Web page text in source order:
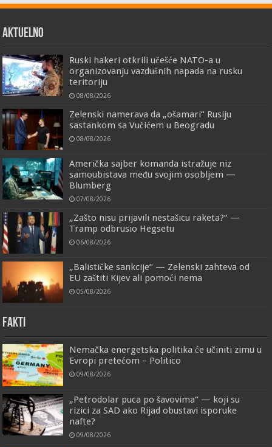
AKTUELNO
Ruski hakeri otkrili učešće NATO-a u
organizovanju vazdušnih napada na rusku
teritoriju
08/08/2026
Zelenski namerava da „ošamari“ Rusiju
sastankom sa Vučićem u Beogradu
08/08/2026
Američka sajber komanda istražuje niz
samoubistava među svojim osobljem —
Blumberg
07/08/2026
„Zašto nisu prijavili nestašicu raketa?“ —
Tramp odbrusio Hegsetu
06/08/2026
„Balističke sankcije“ — Zelenski zahteva od
EU zaštiti Kijev ali pomoći nema
05/08/2026
FAKTI
Nemačka energetska politika će učiniti zimu u
Evropi pretećom – Politico
09/08/2026
„Petrodolar puca po šavovima“ — koji su
rizici za SAD ako Rijad obustavi isporuke
nafte?
09/08/2026